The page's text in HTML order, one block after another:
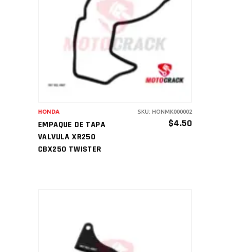
AÑADIR AL CARRITO
EMPAQUE DE TAPA
VALVULA XR250
CBX250 TWISTER
$4.50
HONDA SKU: HONMK000002